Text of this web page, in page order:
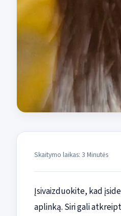
Skaitymo laikas: 3 Minutės
Įsivaizduokite, kad
aplinką. Siri gali